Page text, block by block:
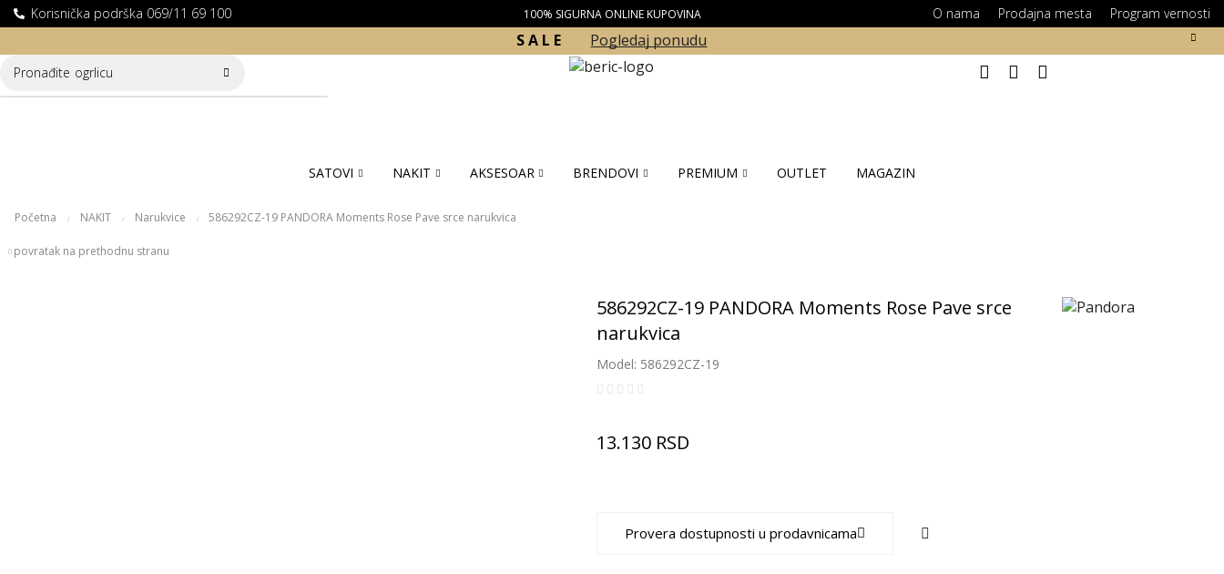
Korisnička podrška 069/11 69 100
DOSTAVA ZA KUPOVINE PREKO 10.000 RSD 100% SIGURNA ONLINE KUPOVINA O nama Prodajna mesta Program vernosti
S A L E Pogledaj ponudu
Pronađite ogrlicu
SATOVI NAKIT AKSESOAR BRENDOVI PREMIUM OUTLET MAGAZIN
Početna / NAKIT / Narukvice / 586292CZ-19 PANDORA Moments Rose Pave srce narukvica
povratak na prethodnu stranu
586292CZ-19 PANDORA Moments Rose Pave srce
narukvica
Model: 586292CZ-19
13.130 RSD
Provera dostupnosti u prodavnicama